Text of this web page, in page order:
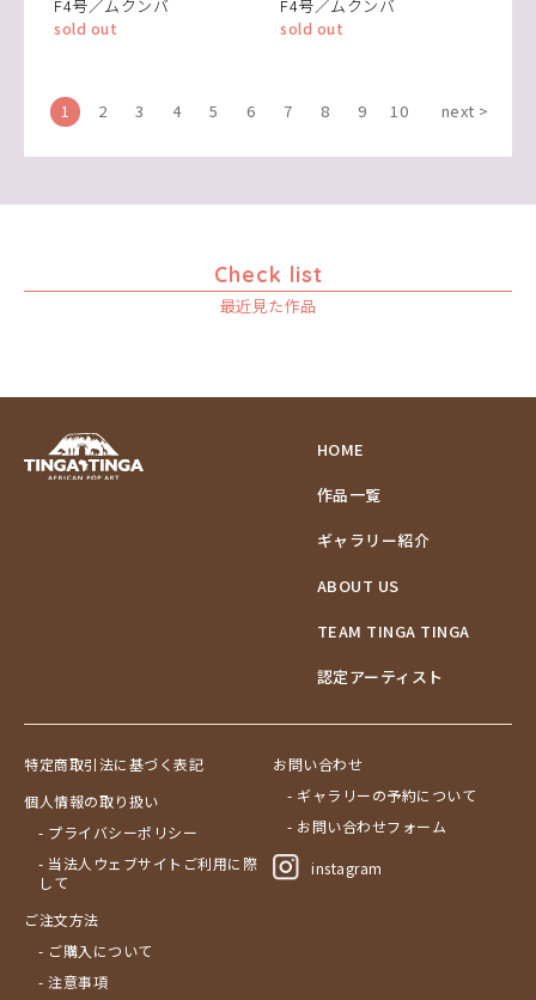
F4号／ムクンバ
sold out
F4号／ムクンバ
sold out
1 2 3 4 5 6 7 8 9 10 next >
Check list
最近見た作品
HOME
作品一覧
ギャラリー紹介
ABOUT US
TEAM TINGA TINGA
認定アーティスト
特定商取引法に基づく表記
個人情報の取り扱い
- プライバシーポリシー
- 当法人ウェブサイトご利用に際
して
ご注文方法
- ご購入について
- 注意事項
お問い合わせ
- ギャラリーの予約について
- お問い合わせフォーム
instagram